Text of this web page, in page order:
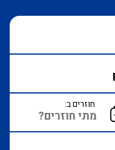
חוזרים ב: